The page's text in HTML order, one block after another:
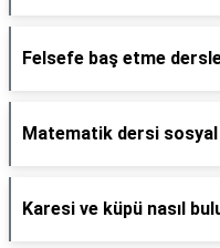
Felsefe baş etme
Matematik dersi
Karesi ve küpü nasıl